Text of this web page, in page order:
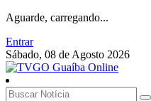
Aguarde, carregando...
Entrar
Sábado, 08 de Agosto 2026